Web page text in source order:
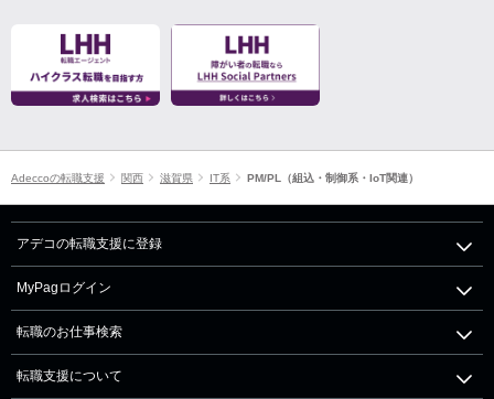
Adeccoの転職支援 関西 滋賀県 IT系 PM/PL（組込・制御系・IoT関連）
アデコの転職支援に登録
MyPagログイン
転職のお仕事検索
転職支援について